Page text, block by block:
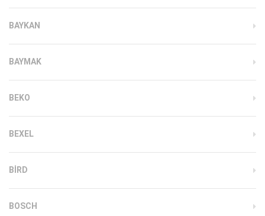
BAYKAN
BAYMAK
BEKO
BEXEL
BIRD
BOSCH